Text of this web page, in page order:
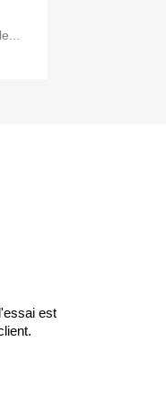
est